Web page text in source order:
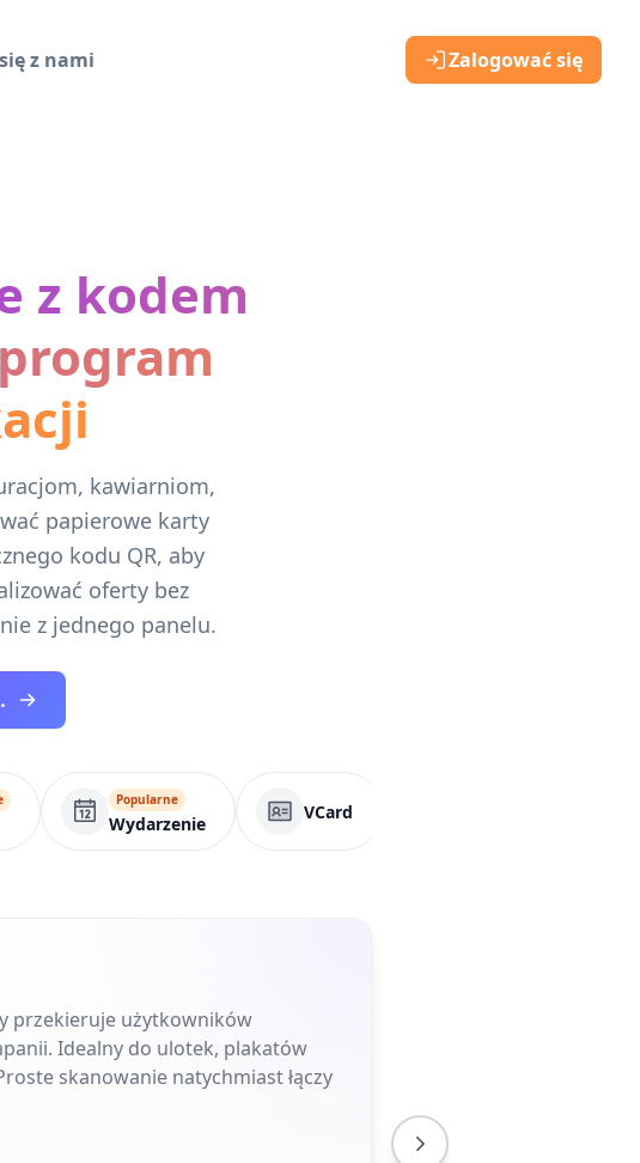
z nami Zalogować się
z kodem
kawiarniom,
papierowe karty
kodu QR, aby
oferty bez
z jednego panelu.
Popularne
Wydarzenie
VCard
przekieruje użytkowników
Idealny do ulotek, plakatów
skanowanie natychmiast łączy